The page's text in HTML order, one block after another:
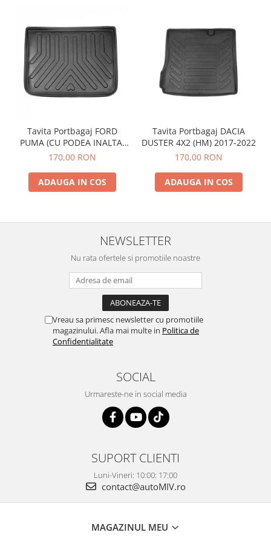
Tavita Portbagaj FORD
PUMA (CU PODEA INALTA)
2019-
170,00 RON
ADAUGA IN COS
Tavita Portbagaj DACIA
DUSTER 4X2 (HM) 2017-2022
170,00 RON
ADAUGA IN COS
NEWSLETTER
Nu rata ofertele si promotiile noastre
Vreau sa primesc newsletter cu promotiile
magazinului. Afla mai multe in Politica de
Confidentialitate
SOCIAL
Urmareste-ne in social media
SUPORT CLIENTI
Luni-Vineri: 10:00: 17:00
contact@autoMIV.ro
MAGAZINUL MEU